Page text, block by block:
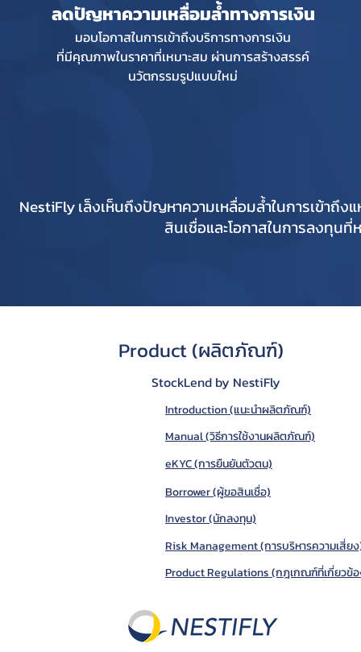
ลดปัญหาความเหลื่อมล้ำทางการเงิน
มอบโอกาสในการเข้าถึงบริการทางการเงิน
ที่มีคุณภาพในราคาที่เหมาะสม ผ่านการสร้างสรรค์
นวัตกรรมรูปแบบใหม่
NestiFly เล็งเห็นถึงปัญหาความเหลื่อมล้ำในการเข้าถึ
สินเชื่อและโอกาสในการลงทุ
Product (ผลิตภัณฑ์)
StockLend by NestiFly
Introduction (แนะนำผลิตภัณฑ์)
Manual (วิธีการใช้งานผลิตภัณฑ์)
eKYC (การยืนยันตัวตน)
Borrower (ผู้ขอสินเชื่อ)
Investor (นักลงทุน)
Risk Management (การบริหารความเสี่ย
Product Regulations (กฎเกณฑ์ที่เกี่ยว